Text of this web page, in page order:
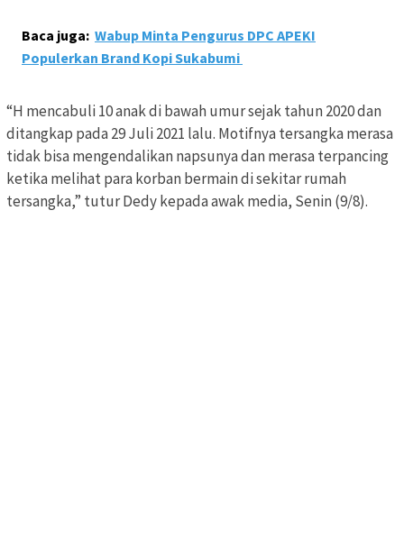
Baca juga: Wabup Minta Pengurus DPC APEKI
Populerkan Brand Kopi Sukabumi
“H mencabuli 10 anak di bawah umur sejak tahun 2020 dan
ditangkap pada 29 Juli 2021 lalu. Motifnya tersangka merasa
tidak bisa mengendalikan napsunya dan merasa terpancing
ketika melihat para korban bermain di sekitar rumah
tersangka,” tutur Dedy kepada awak media, Senin (9/8).